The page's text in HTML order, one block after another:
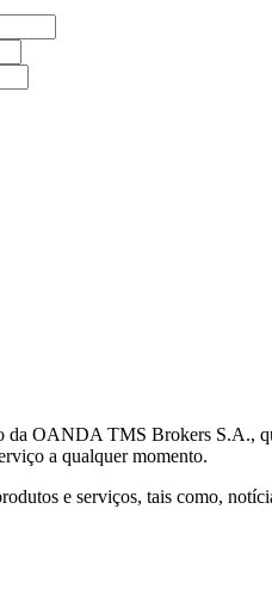
OANDA TMS Brokers S.A.,
a qualquer momento.
e serviços, tais como,